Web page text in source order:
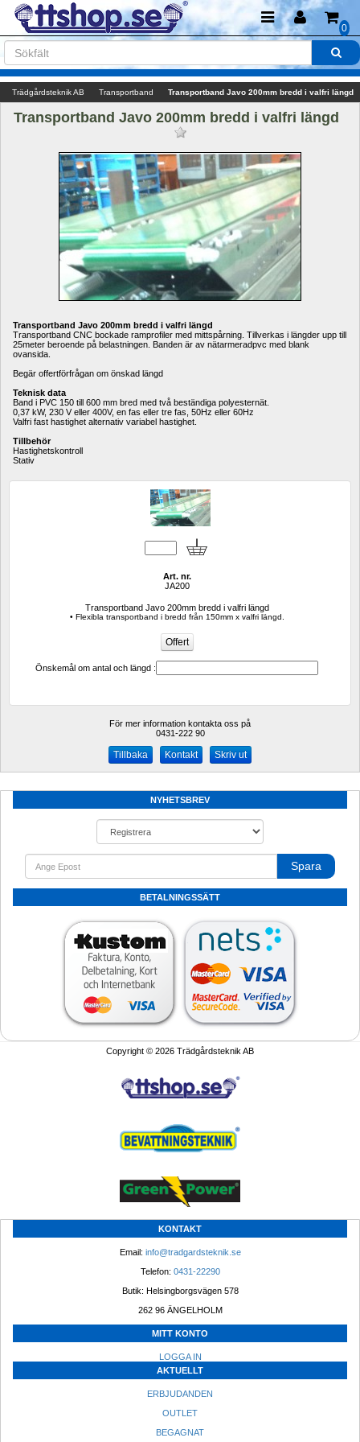
0
Trädgårdsteknik AB Transportband Transportband Javo 200mm bredd i valfri längd
Transportband Javo 200mm bredd i valfri längd
Transportband Javo 200mm bredd i valfri längd
Transportband CNC bockade ramprofiler med mittspårning. Tillverkas i längder upp till
25meter beroende på belastningen. Banden är av nätarmeradpvc med blank
ovansida.
Begär offertförfrågan om önskad längd
Teknisk data
Band i PVC 150 till 600 mm bred med två beständiga polyesternät.
0,37 kW, 230 V eller 400V, en fas eller tre fas, 50Hz eller 60Hz
Valfri fast hastighet alternativ variabel hastighet.
Tillbehör
Hastighetskontroll
Stativ
Art. nr.
JA200
Transportband Javo 200mm bredd i valfri längd
• Flexibla transportband i bredd från 150mm x valfri längd.
Önskemål om antal och längd :
För mer information kontakta oss på
0431-222 90
Kontakt Skriv ut
NYHETSBREV
Spara
BETALNINGSSÄTT
Copyright © 2026 Trädgårdsteknik AB
KONTAKT
Email: info@tradgardsteknik.se
Telefon: 0431-22290
Butik: Helsingborgsvägen 578
262 96 ÄNGELHOLM
MITT KONTO
LOGGA IN
AKTUELLT
ERBJUDANDEN
OUTLET
BEGAGNAT